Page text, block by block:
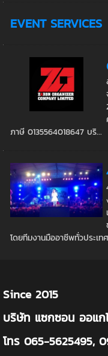
EVENT SERVICES
ภาษี 0135564018647 บริ...
โดยทีมงานมืออาชีพทั่วประเท
Since 2015
บริษัท แซกซอน ออแก
โทร 065-5625495,